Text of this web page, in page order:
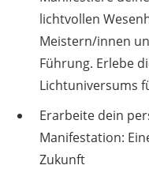
lichtvollen
Meistern/innen
Führung. Erlebe
Lichtuniversums
Erarbeite dein
Manifestation:
Zukunft